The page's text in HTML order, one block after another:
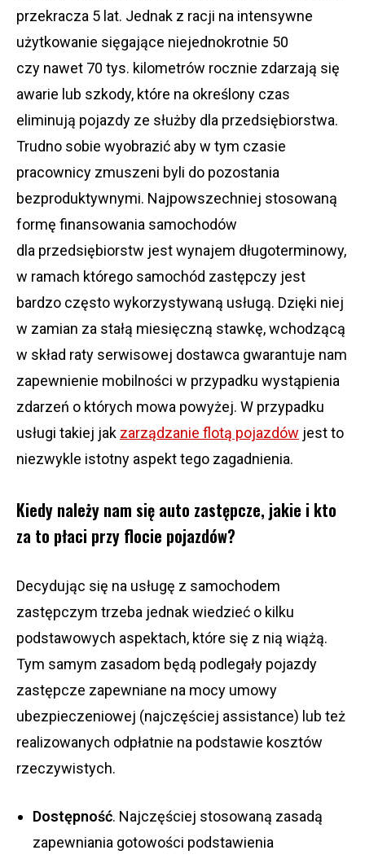
przekracza 5 lat. Jednak z racji na intensywne
użytkowanie sięgające niejednokrotnie 50
czy nawet 70 tys. kilometrów rocznie zdarzają się
awarie lub szkody, które na określony czas
eliminują pojazdy ze służby dla przedsiębiorstwa.
Trudno sobie wyobrazić aby w tym czasie
pracownicy zmuszeni byli do pozostania
bezproduktywnymi. Najpowszechniej stosowaną
formę finansowania samochodów
dla przedsiębiorstw jest wynajem długoterminowy,
w ramach którego samochód zastępczy jest
bardzo często wykorzystywaną usługą. Dzięki niej
w zamian za stałą miesięczną stawkę, wchodzącą
w skład raty serwisowej dostawca gwarantuje nam
zapewnienie mobilności w przypadku wystąpienia
zdarzeń o których mowa powyżej. W przypadku
usługi takiej jak zarządzanie flotą pojazdów jest to
niezwykle istotny aspekt tego zagadnienia.
Kiedy należy nam się auto zastępcze, jakie i kto
za to płaci przy flocie pojazdów?
Decydując się na usługę z samochodem
zastępczym trzeba jednak wiedzieć o kilku
podstawowych aspektach, które się z nią wiążą.
Tym samym zasadom będą podlegały pojazdy
zastępcze zapewniane na mocy umowy
ubezpieczeniowej (najczęściej assistance) lub też
realizowanych odpłatnie na podstawie kosztów
rzeczywistych.
Dostępność. Najczęściej stosowaną zasadą
zapewniania gotowości podstawienia